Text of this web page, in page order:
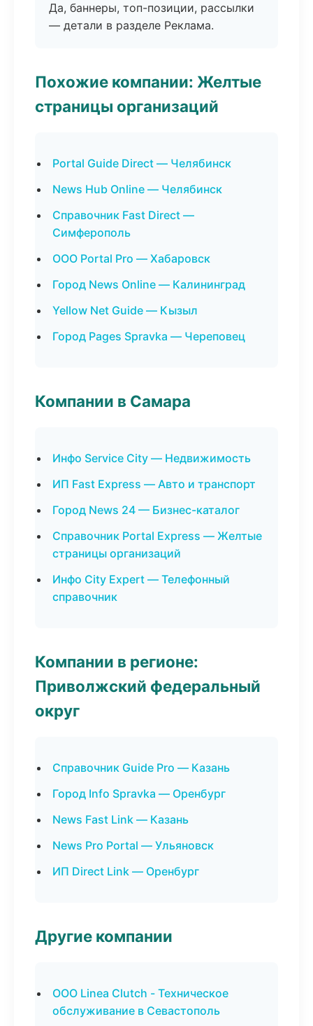
Да, баннеры, топ-позиции, рассылки
— детали в разделе Реклама.
Похожие компании: Желтые
страницы организаций
Portal Guide Direct — Челябинск
News Hub Online — Челябинск
Справочник Fast Direct —
Симферополь
ООО Portal Pro — Хабаровск
Город News Online — Калининград
Yellow Net Guide — Кызыл
Город Pages Spravka — Череповец
Компании в Самара
Инфо Service City — Недвижимость
ИП Fast Express — Авто и транспорт
Город News 24 — Бизнес-каталог
Справочник Portal Express — Желтые
страницы организаций
Инфо City Expert — Телефонный
справочник
Компании в регионе:
Приволжский федеральный
округ
Справочник Guide Pro — Казань
Город Info Spravka — Оренбург
News Fast Link — Казань
News Pro Portal — Ульяновск
ИП Direct Link — Оренбург
Другие компании
ООО Linea Clutch - Техническое
обслуживание в Севастополь